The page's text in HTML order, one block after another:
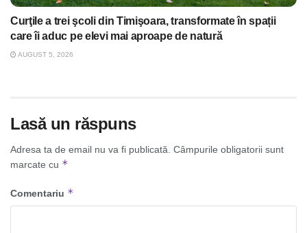
Curţile a trei şcoli din Timişoara, transformate în spații
care îi aduc pe elevi mai aproape de natură
AUGUST 5, 2026
Lasă un răspuns
Adresa ta de email nu va fi publicată. Câmpurile obligatorii sunt
marcate cu *
Comentariu *